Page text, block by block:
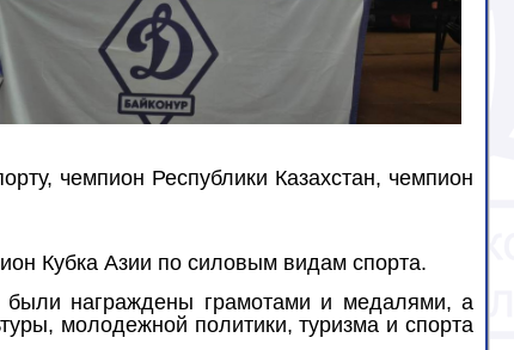
чемпион Республики Казахстан, чемпион
Кубка Азии по силовым видам спорта.
были награждены грамотами и медалями, а
молодежной политики, туризма и спорта